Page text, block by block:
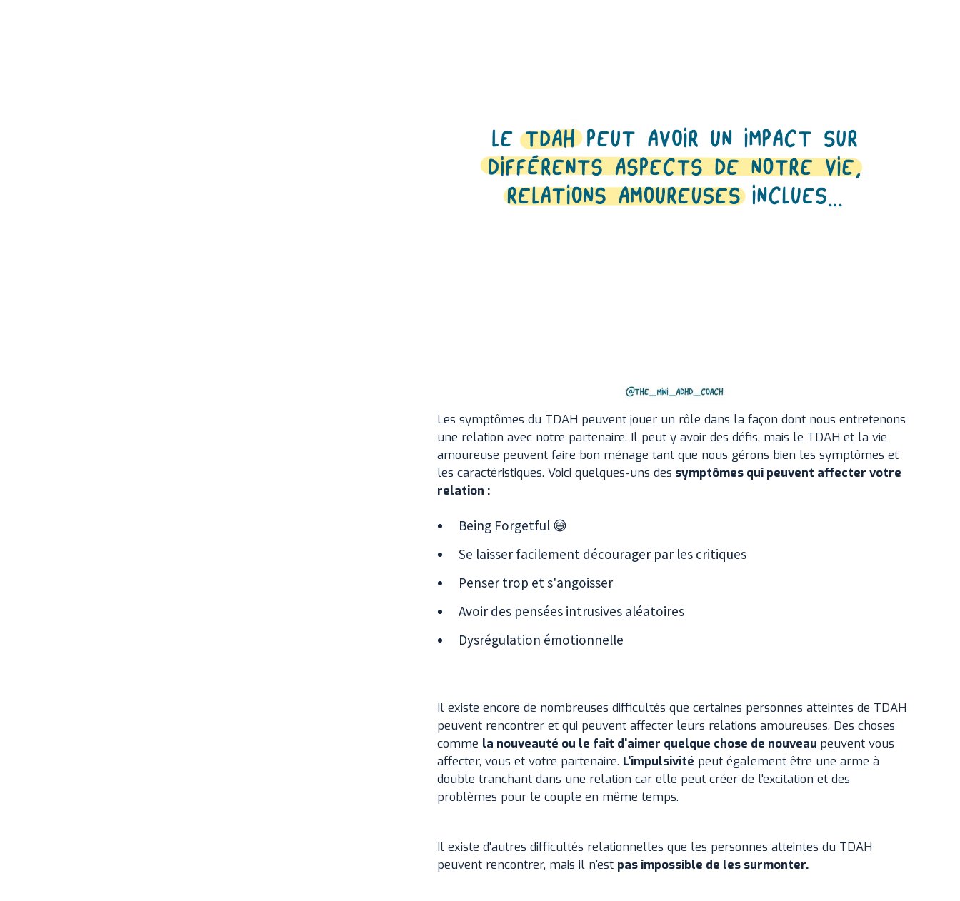
Les symptômes du TDAH peuvent jouer un rôle dans la façon dont nous entretenons
une relation avec notre partenaire. Il peut y avoir des défis, mais le TDAH et la vie
amoureuse peuvent faire bon ménage tant que nous gérons bien les symptômes et
les caractéristiques. Voici quelques-uns des symptômes qui peuvent affecter votre
relation :
Being Forgetful 😅
Se laisser facilement décourager par les critiques
Penser trop et s'angoisser
Avoir des pensées intrusives aléatoires
Dysrégulation émotionnelle
Il existe encore de nombreuses difficultés que certaines personnes atteintes de TDAH
peuvent rencontrer et qui peuvent affecter leurs relations amoureuses. Des choses
comme la nouveauté ou le fait d'aimer quelque chose de nouveau peuvent vous
affecter, vous et votre partenaire. L'impulsivité peut également être une arme à
double tranchant dans une relation car elle peut créer de l'excitation et des
problèmes pour le couple en même temps.
Il existe d'autres difficultés relationnelles que les personnes atteintes du TDAH
peuvent rencontrer, mais il n'est pas impossible de les surmonter.